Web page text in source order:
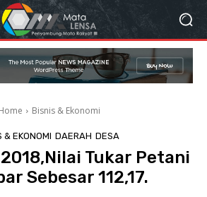
Bisnis & Ekonomi
& EKONOMI DAERAH DESA
Tukar Petani
Sebesar 112,17.